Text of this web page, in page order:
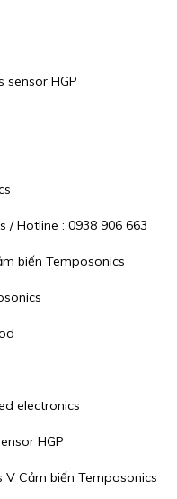
sensor HGP
/ Hotline : 0938 906 663
biến Temposonics
electronics
HGP
Cảm biến Temposonics